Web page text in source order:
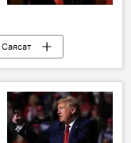
Саясат